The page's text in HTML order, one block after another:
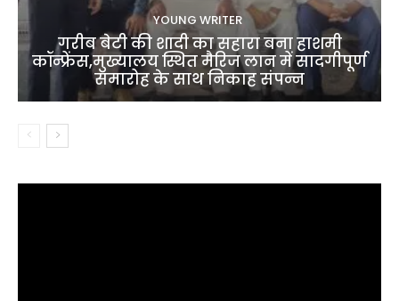
YOUNG WRITER
गरीब बेटी की शादी का सहारा बना हाशमी
कॉन्फ्रेंस,मुख्यालय स्थित मैरिज लान में सादगीपूर्ण
समारोह के साथ निकाह संपन्न